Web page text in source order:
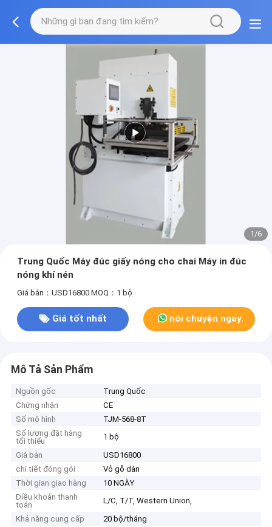
1/6
Trung Quốc Máy đúc giấy nóng cho chai Máy in đúc
nóng khí nén
Giá bán：USD16800 MOQ：1 bộ
Giá tốt nhất nói chuyện ngay.
Mô Tả Sản Phẩm
Nguồn gốc
Trung Quốc
Chứng nhận
CE
Số mô hình
TJM-568-8T
Số lượng đặt hàng
tối thiểu
1 bộ
Giá bán
USD16800
chi tiết đóng gói
Vỏ gỗ dán
Thời gian giao hàng
10 NGÀY
Điều khoản thanh
toán
L/C, T/T, Western Union,
Khả năng cung cấp
20 bộ/tháng